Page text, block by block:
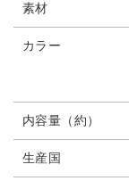
素材
カラー
内容量（約）
生産国